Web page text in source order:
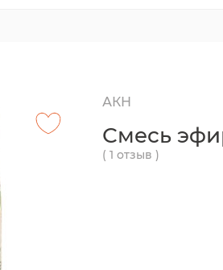
АКН
Смесь
( 1 отзыв )